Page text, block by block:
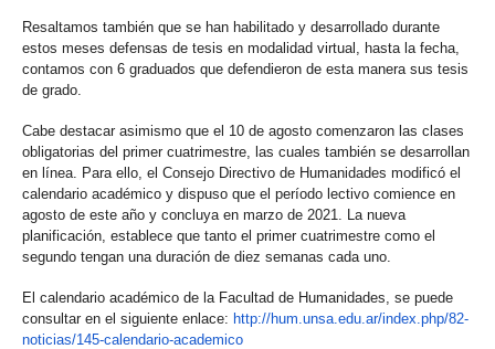
Resaltamos también que se han habilitado y desarrollado durante
estos meses defensas de tesis en modalidad virtual, hasta la fecha,
contamos con 6 graduados que defendieron de esta manera sus tesis
de grado.
Cabe destacar asimismo que el 10 de agosto comenzaron las clases
obligatorias del primer cuatrimestre, las cuales también se desarrollan
en línea. Para ello, el Consejo Directivo de Humanidades modificó el
calendario académico y dispuso que el período lectivo comience en
agosto de este año y concluya en marzo de 2021. La nueva
planificación, establece que tanto el primer cuatrimestre como el
segundo tengan una duración de diez semanas cada uno.
El calendario académico de la Facultad de Humanidades, se puede
consultar en el siguiente enlace: http://hum.unsa.edu.ar/index.php/82-
noticias/145-calendario-academico